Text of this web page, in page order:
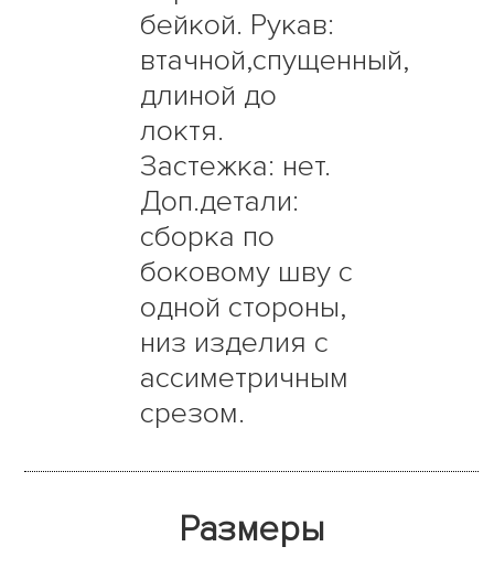
бейкой. Рукав:
втачной,спущенный,
длиной до
локтя.
Застежка: нет.
Доп.детали:
сборка по
боковому шву с
одной стороны,
низ изделия с
ассиметричным
срезом.
Размеры